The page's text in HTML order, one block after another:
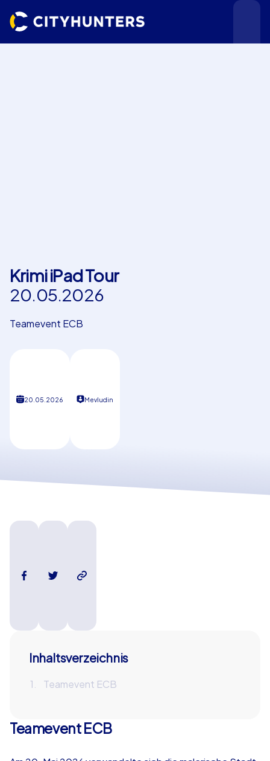
Referenzen
Krimi iPad Tour
20.05.2026
Teamevent ECB
20.05.2026 Mevludin
Teamevent ECB
Inhaltsverzeichnis
Teamevent ECB